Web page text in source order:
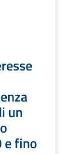
un
e fino